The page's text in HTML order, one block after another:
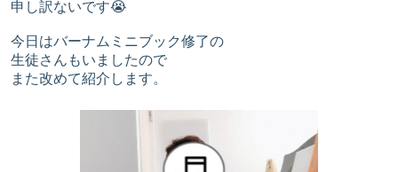
申し訳ないです😭
今日はバーナムミニブック修了の
生徒さんもいましたので
また改めて紹介します。